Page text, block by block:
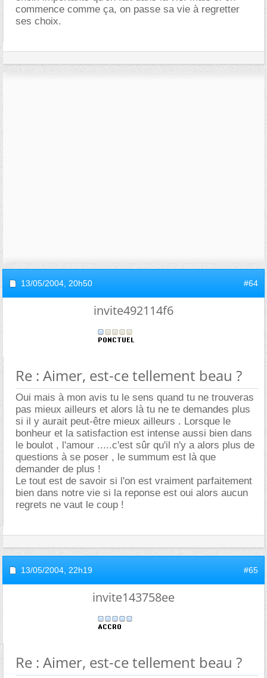
commence comme ça, on passe sa vie à regretter
ses choix.
13/05/2004, 20h50 #64
invite492114f6
Re : Aimer, est-ce tellement beau ?
Oui mais à mon avis tu le sens quand tu ne trouveras
pas mieux ailleurs et alors là tu ne te demandes plus
si il y aurait peut-être mieux ailleurs . Lorsque le
bonheur et la satisfaction est intense aussi bien dans
le boulot , l'amour .....c'est sûr qu'il n'y a alors plus de
questions à se poser , le summum est là que
demander de plus !
Le tout est de savoir si l'on est vraiment parfaitement
bien dans notre vie si la reponse est oui alors aucun
regrets ne vaut le coup !
13/05/2004, 22h19 #65
invite143758ee
Re : Aimer, est-ce tellement beau ?